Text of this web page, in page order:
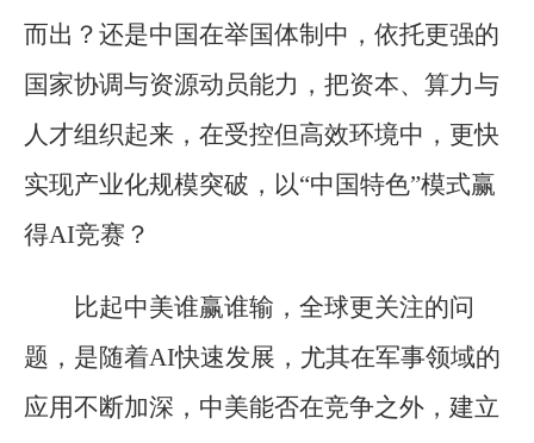
而出？还是中国在举国体制中，依托更强的
国家协调与资源动员能力，把资本、算力与
人才组织起来，在受控但高效环境中，更快
实现产业化规模突破，以“中国特色”模式赢
得AI竞赛？
比起中美谁赢谁输，全球更关注的问
题，是随着AI快速发展，尤其在军事领域的
应用不断加深，中美能否在竞争之外，建立